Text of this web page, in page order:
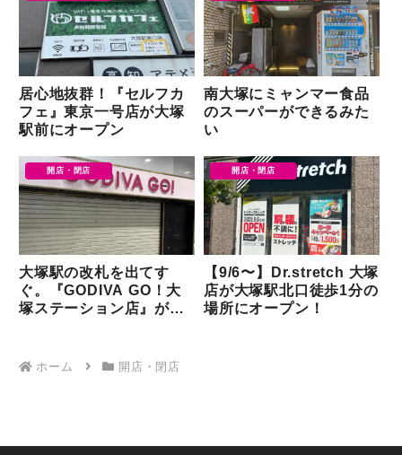
居心地抜群！『セルフカ
フェ』東京一号店が大塚
駅前にオープン
南大塚にミャンマー食品
のスーパーができるみた
い
開店・閉店
大塚駅の改札を出てす
ぐ。『GODIVA GO！大
塚ステーション店』が閉
開店・閉店
【9/6〜】Dr.stretch 大塚
店が大塚駅北口徒歩1分の
場所にオープン！
ホーム 開店・閉店